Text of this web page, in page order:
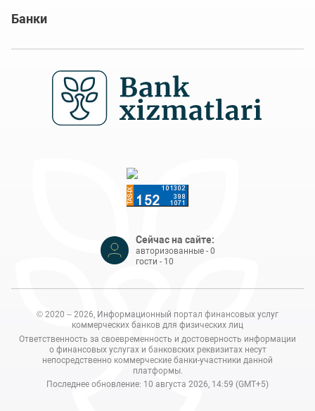
Банки
Сейчас на сайте:
авторизованные - 0
гости - 10
© 2020 – 2026, Информационный портал финансовых услуг
коммерческих банков для физических лиц
Ответственность за своевременность и достоверность информации
о финансовых услугах и банковских реквизитах несут
непосредственно коммерческие банки-участники данной
платформы.
Последнее обновление: 10 августа 2026, 14:59 (GMT+5)